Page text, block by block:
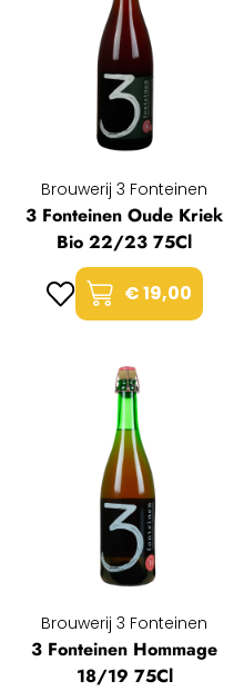
Brouwerij 3 Fonteinen
3 Fonteinen Oude Kriek
Bio 22/23 75Cl
€ 19,00
Brouwerij 3 Fonteinen
3 Fonteinen Hommage
18/19 75Cl